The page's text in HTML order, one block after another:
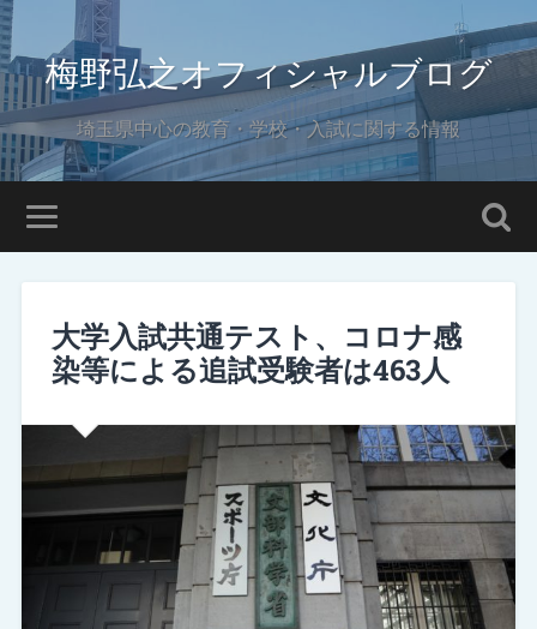
梅野弘之オフィシャルブログ
埼玉県中心の教育・学校・入試に関する情報
大学入試共通テスト、コロナ感
染等による追試受験者は463人